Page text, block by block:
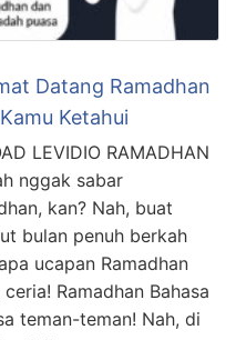
Datang Ramadhan
Ketahui
LEVIDIO RAMADHAN
nggak sabar
kan? Nah, buat
bulan penuh berkah
ucapan Ramadhan
Ramadhan Bahasa
teman-teman! Nah, di